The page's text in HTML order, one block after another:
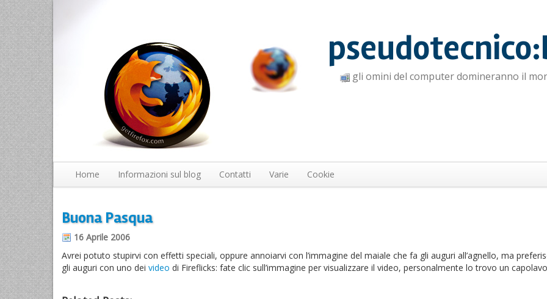
gli omini del computer domineranno il
Home Informazioni sul blog Contatti Varie Cookie
Buona Pasqua
16 Aprile 2006
Avrei potuto stupirvi con effetti speciali, oppure annoiarvi con l’immagine del maiale che fa gli auguri all’agnello, ma
gli auguri con uno dei video di Fireflicks: fate clic sull’immagine per visualizzare il video, personalmente lo trovo un